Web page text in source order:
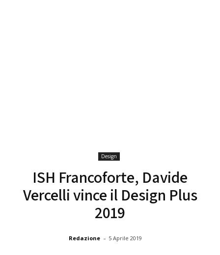
Design
ISH Francoforte, Davide
Vercelli vince il Design Plus
2019
Redazione - 5 Aprile 2019